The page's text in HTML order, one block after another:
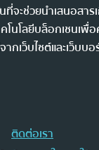
จะช่วยนำเสนอสาร
โนโลยีบล็อกเชนเพื่
เว็บไซต์และเว็บบอ
ติดต่อเรา